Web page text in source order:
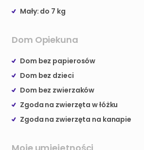
Mały: do 7 kg
Dom Opiekuna
Dom bez papierosów
Dom bez dzieci
Dom bez zwierzaków
Zgoda na zwierzęta w łóżku
Zgoda na zwierzęta na kanapie